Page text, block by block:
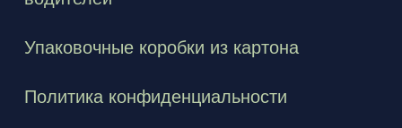
Упаковочные коробки из картона
Политика конфиденциальности